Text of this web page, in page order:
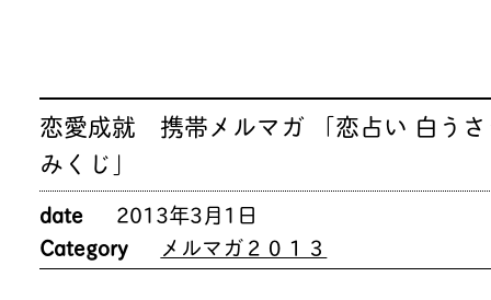
恋愛成就 携帯メルマガ 「恋占い 白う
みくじ」
date
2013年3月1日
Category
メルマガ２０１３